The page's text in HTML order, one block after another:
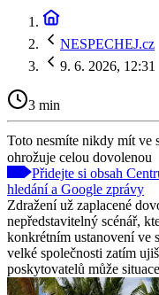
NESPECHEJ.cz
9. 6. 2026, 12:31
3 min
Toto nesmíte nikdy mít ve
ohrožuje celou dovolenou
Přidejte si obsah
hledání a Google zprávy
Zdražení už zaplacené
nepředstavitelný scénář,
konkrétním ustanovení ve
velké společnosti zatím
poskytovatelů může